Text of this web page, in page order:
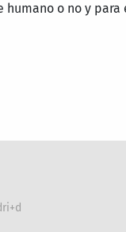
o no y